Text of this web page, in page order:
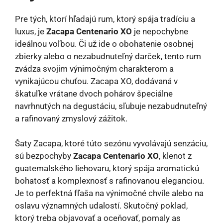
Pre tých, ktorí hľadajú rum, ktorý spája tradíciu a
luxus, je Zacapa Centenario XO je nepochybne
ideálnou voľbou. Či už ide o obohatenie osobnej
zbierky alebo o nezabudnuteľný darček, tento rum
zvádza svojim výnimočným charakterom a
vynikajúcou chuťou. Zacapa XO, dodávaná v
škatuľke vrátane dvoch pohárov špeciálne
navrhnutých na degustáciu, sľubuje nezabudnuteľný
a rafinovaný zmyslový zážitok.
Šaty Zacapa, ktoré túto sezónu vyvolávajú senzáciu,
sú bezpochyby Zacapa Centenario XO, klenot z
guatemalského liehovaru, ktorý spája aromatickú
bohatosť a komplexnosť s rafinovanou eleganciou.
Je to perfektná fľaša na výnimočné chvíle alebo na
oslavu významných udalostí. Skutočný poklad,
ktorý treba objavovať a oceňovať, pomaly as